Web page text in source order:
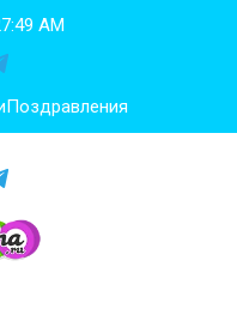
AM
Поздравления